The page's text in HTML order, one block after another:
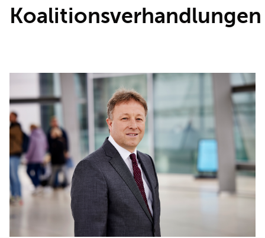
Koalitionsverhandlungen